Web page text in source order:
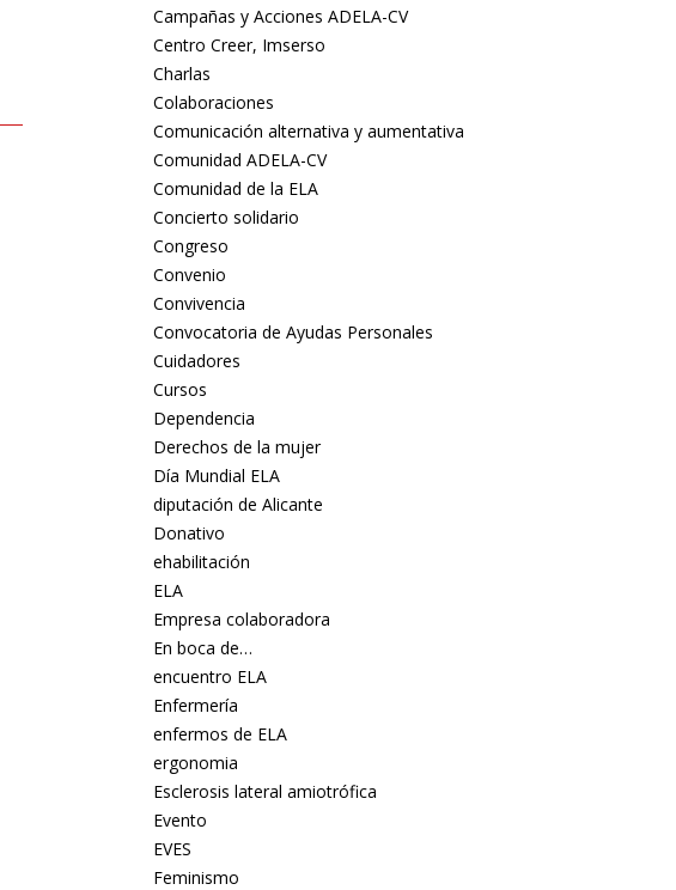
Campañas y Acciones ADELA-CV
Centro Creer, Imserso
Charlas
Colaboraciones
Comunicación alternativa y aumentativa
Comunidad ADELA-CV
Comunidad de la ELA
Concierto solidario
Congreso
Convenio
Convivencia
Convocatoria de Ayudas Personales
Cuidadores
Cursos
Dependencia
Derechos de la mujer
Día Mundial ELA
diputación de Alicante
Donativo
ehabilitación
ELA
Empresa colaboradora
En boca de…
encuentro ELA
Enfermería
enfermos de ELA
ergonomia
Esclerosis lateral amiotrófica
Evento
EVES
Feminismo